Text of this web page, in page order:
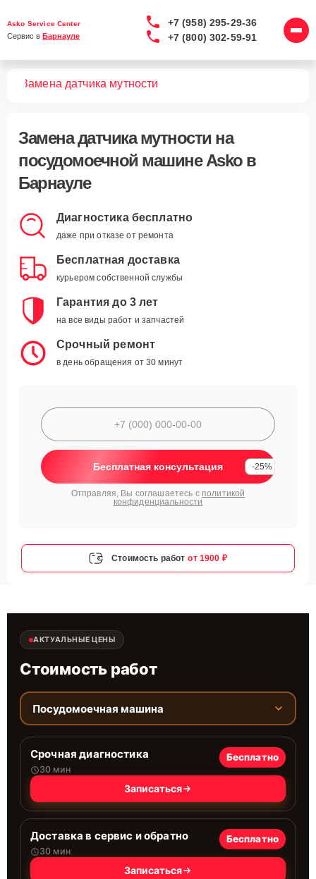
Asko Service Center
Сервис в Барнауле
+7 (958) 295-29-36
+7 (800) 302-59-91
Замена датчика мутности
Замена датчика мутности на
посудомоечной машине Asko в
Барнауле
Диагностика бесплатно
даже при отказе от ремонта
Бесплатная доставка
курьером собственной службы
Гарантия до 3 лет
на все виды работ и запчастей
Срочный ремонт
в день обращения от 30 минут
Бесплатная консультация -25%
Отправляя, Вы соглашаетесь с политикой
конфиденциальности
Стоимость работ от 1900 ₽
АКТУАЛЬНЫЕ ЦЕНЫ
Стоимость работ
Посудомоечная машина
Срочная диагностика
30 мин
Бесплатно
Записаться
Доставка в сервис и обратно
30 мин
Бесплатно
Записаться